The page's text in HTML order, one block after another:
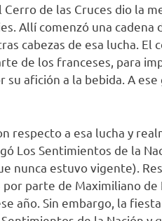
de las Cruces dio la
Allí comenzó una
cabezas de esa lucha. El
de los franceses, para
su afición a la bebida. A
respecto a esa lucha y
Los Sentimientos de la
nunca estuvo vigente).
parte de Maximiliano
año. Sin embargo, la